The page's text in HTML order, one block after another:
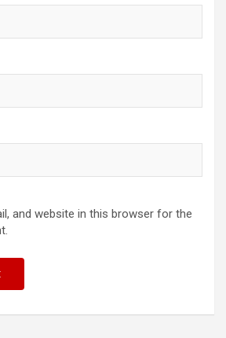
and website in this browser for the